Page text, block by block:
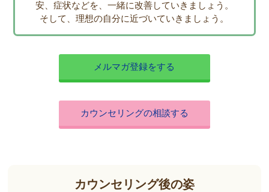
安、症状などを、一緒に改善していきましょう。
そして、理想の自分に近づいていきましょう。
メルマガ登録をする
カウンセリングの相談する
カウンセリング後の姿